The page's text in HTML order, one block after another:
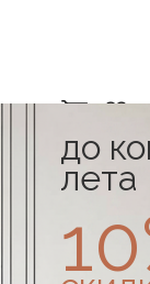
до
лета